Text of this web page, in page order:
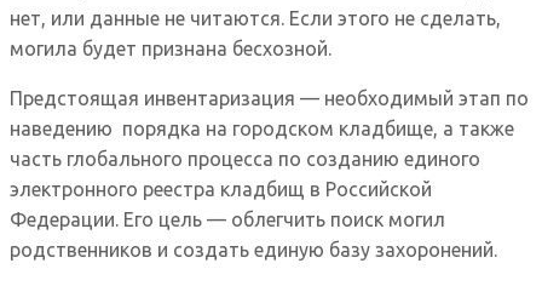
нет, или данные не читаются. Если этого не сделать,
могила будет признана бесхозной.
Предстоящая инвентаризация — необходимый этап по
наведению порядка на городском кладбище, а также
часть глобального процесса по созданию единого
электронного реестра кладбищ в Российской
Федерации. Его цель — облегчить поиск могил
родственников и создать единую базу захоронений.